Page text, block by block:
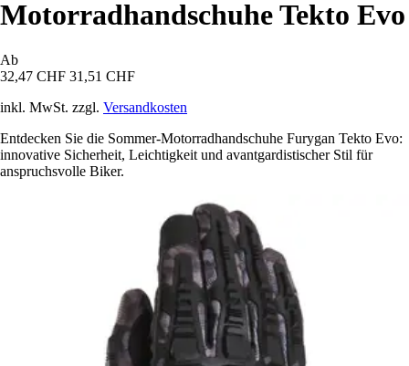
Motorradhandschuhe Tekto Evo
Ab
32,47 CHF 31,51 CHF
inkl. MwSt. zzgl. Versandkosten
Entdecken Sie die Sommer-Motorradhandschuhe Furygan Tekto Evo:
innovative Sicherheit, Leichtigkeit und avantgardistischer Stil für
anspruchsvolle Biker.